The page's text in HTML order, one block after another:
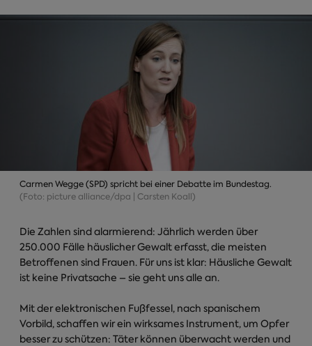
Carmen Wegge (SPD) spricht bei einer Debatte im Bundestag.
(Foto: picture alliance/dpa | Carsten Koall)
Die Zahlen sind alarmierend: Jährlich werden über
250.000 Fälle häuslicher Gewalt erfasst, die meisten
Betroffenen sind Frauen. Für uns ist klar: Häusliche Gewalt
ist keine Privatsache – sie geht uns alle an.
Mit der elektronischen Fußfessel, nach spanischem
Vorbild, schaffen wir ein wirksames Instrument, um Opfer
besser zu schützen: Täter können überwacht werden und